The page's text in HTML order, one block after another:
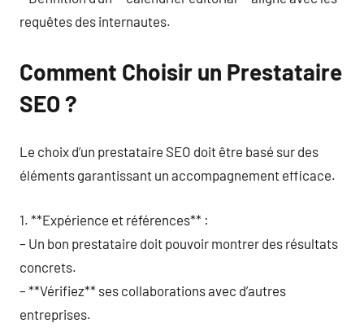
requêtes des internautes.
Comment Choisir un Prestataire
SEO ?
Le choix d’un prestataire SEO doit être basé sur des
éléments garantissant un accompagnement efficace.
1. **Expérience et références** :
– Un bon prestataire doit pouvoir montrer des résultats
concrets.
– **Vérifiez** ses collaborations avec d’autres
entreprises.